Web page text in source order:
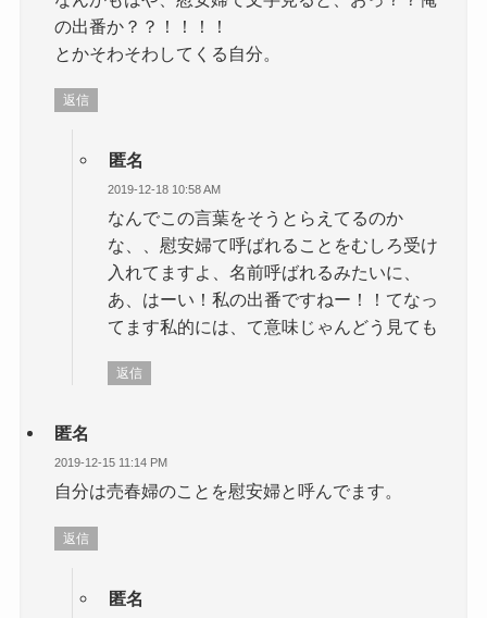
の出番か？？！！！！
とかそわそわしてくる自分。
返信
匿名
2019-12-18 10:58 AM
なんでこの言葉をそうとらえてるのか
な、、慰安婦て呼ばれることをむしろ受け
入れてますよ、名前呼ばれるみたいに、
あ、はーい！私の出番ですねー！！てなっ
てます私的には、て意味じゃんどう見ても
返信
匿名
2019-12-15 11:14 PM
自分は売春婦のことを慰安婦と呼んでます。
返信
匿名